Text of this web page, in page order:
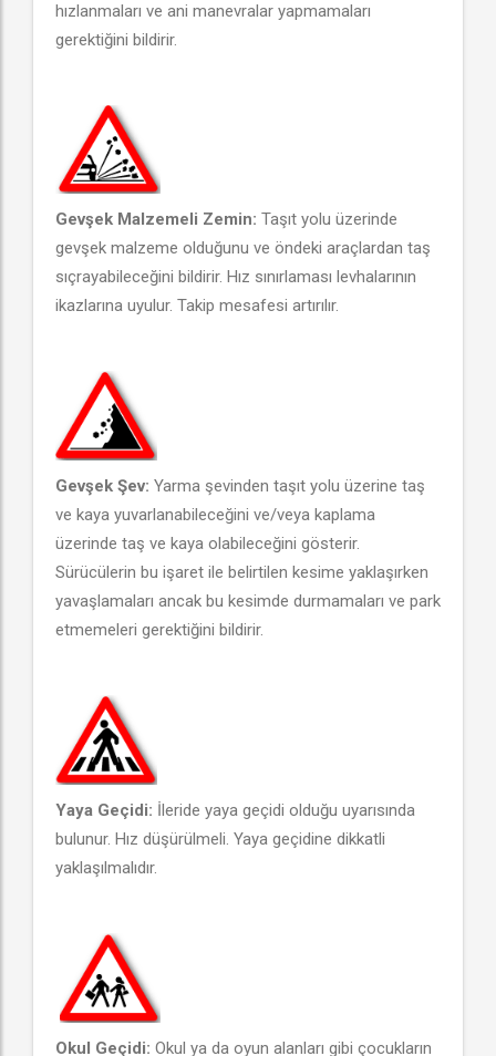
hızlanmaları ve ani manevralar yapmamaları
gerektiğini bildirir.
Gevşek Malzemeli Zemin: Taşıt yolu üzerinde
gevşek malzeme olduğunu ve öndeki araçlardan taş
sıçrayabileceğini bildirir. Hız sınırlaması levhalarının
ikazlarına uyulur. Takip mesafesi artırılır.
Gevşek Şev: Yarma şevinden taşıt yolu üzerine taş
ve kaya yuvarlanabileceğini ve/veya kaplama
üzerinde taş ve kaya olabileceğini gösterir.
Sürücülerin bu işaret ile belirtilen kesime yaklaşırken
yavaşlamaları ancak bu kesimde durmamaları ve park
etmemeleri gerektiğini bildirir.
Yaya Geçidi: İleride yaya geçidi olduğu uyarısında
bulunur. Hız düşürülmeli. Yaya geçidine dikkatli
yaklaşılmalıdır.
Okul Geçidi: Okul ya da oyun alanları gibi çocukların